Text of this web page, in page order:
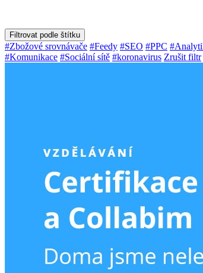
Filtrovat podle štítku
#Zbožové srovnávače #Feedy #SEO #PPC
#Komunikace #Sociální sítě #koronavirus Zrušit filtr